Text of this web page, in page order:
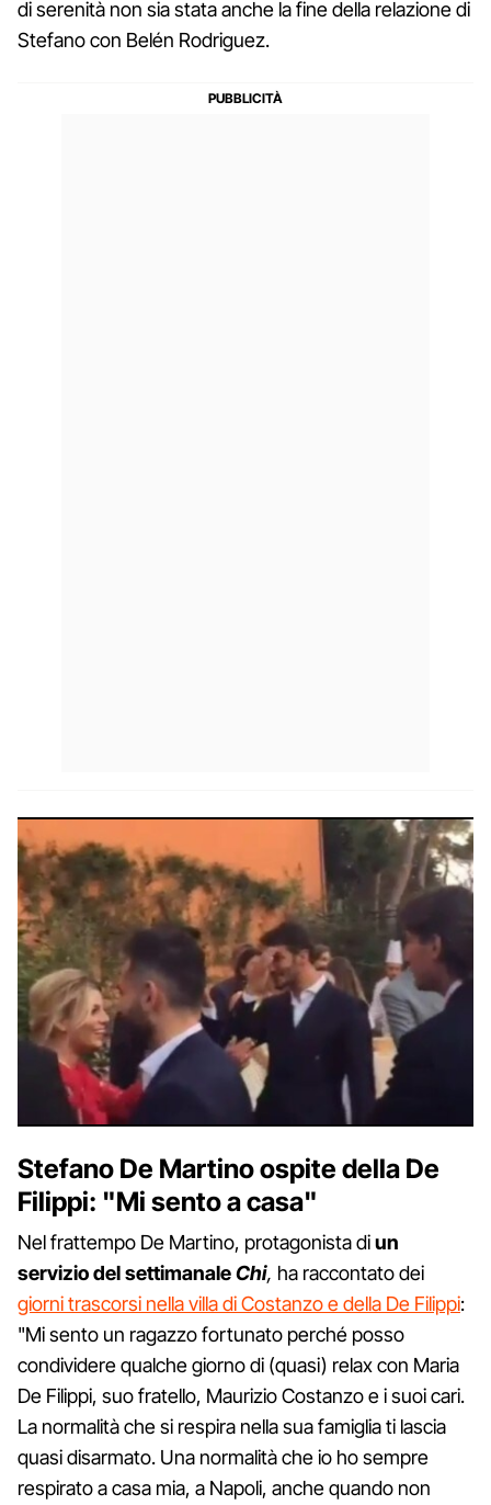
di serenità non sia stata anche la fine della relazione di
Stefano con Belén Rodriguez.
Stefano De Martino ospite della De
Filippi: "Mi sento a casa"
Nel frattempo De Martino, protagonista diun
servizio del settimanaleChi, ha raccontato dei
giorni trascorsi nella villa di Costanzo e della De Filippi:
"Mi sento un ragazzo fortunato perché posso
condividere qualche giorno di (quasi) relax con Maria
De Filippi, suo fratello, Maurizio Costanzo e i suoi cari.
La normalità che si respira nella sua famiglia ti lascia
quasi disarmato. Una normalità che io ho sempre
respirato a casa mia, a Napoli, anche quando non